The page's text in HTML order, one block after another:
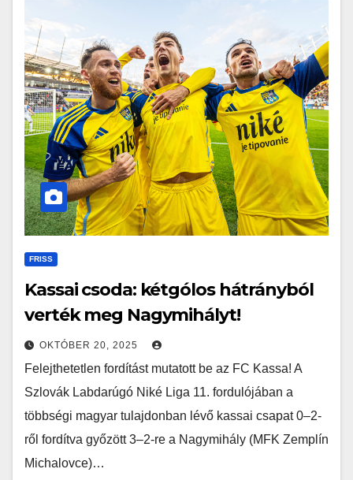
FRISS
Kassai csoda: kétgólos hátrányból
verték meg Nagymihályt!
OKTÓBER 20, 2025
Felejthetetlen fordítást mutatott be az FC Kassa! A
Szlovák Labdarúgó Niké Liga 11. fordulójában a
többségi magyar tulajdonban lévő kassai csapat 0–2-
ről fordítva győzött 3–2-re a Nagymihály (MFK Zemplín
Michalovce)…